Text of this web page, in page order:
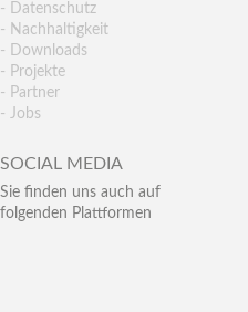
- Datenschutz
- Nachhaltigkeit
- Downloads
- Projekte
- Partner
- Jobs
SOCIAL MEDIA
Sie finden uns auch auf
folgenden Plattformen